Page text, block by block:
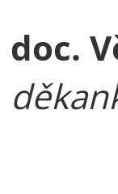
doc.